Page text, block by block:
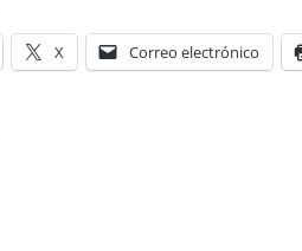
X Correo electrónico